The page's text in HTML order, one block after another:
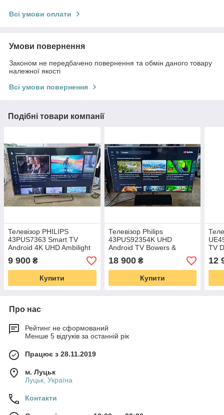
Всі умови оплати
Умови повернення
Законом не передбачено повернення та обмін даного товару
належної якості
Всі умови повернення
Подібні товари компанії
Телевізор PHILIPS
43PUS7363 Smart TV
Android 4K UHD Ambilight
DVB-T2
9 900 ₴
Купити
Телевізор Philips
43PUS92354K UHD
Android TV Bowers &
Wilkins Sound 9S
18 900₴
Купити
TV
12
Про нас
Рейтинг не сформований
Менше 5 відгуків за останній рік
Працює з 28.11.2019
м. Луцьк
Луцьк, Україна
Контакти